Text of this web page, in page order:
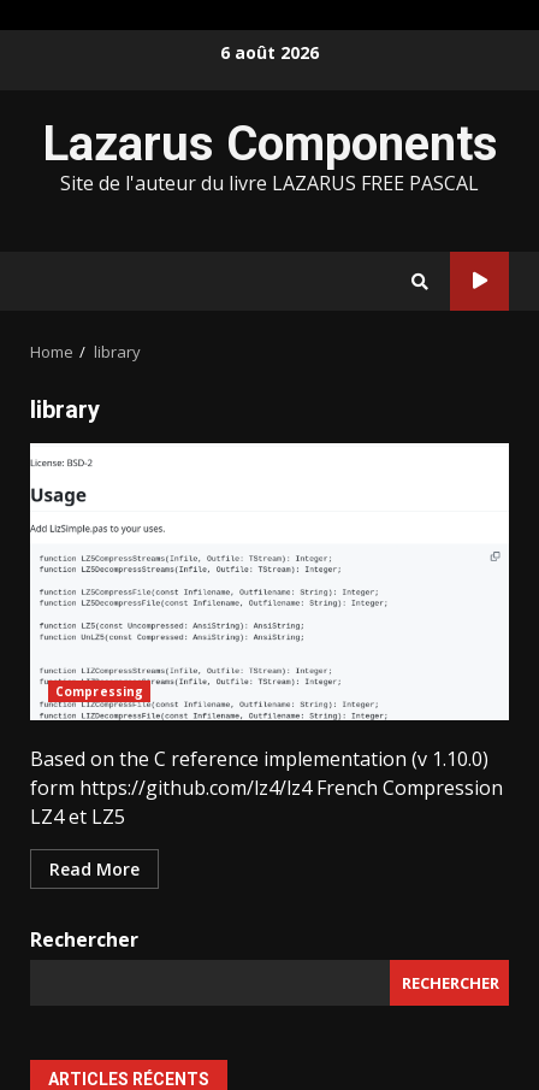
6 août 2026
Lazarus Components
Site de l'auteur du livre LAZARUS FREE PASCAL
Home library
library
Compressing
Based on the C reference implementation (v 1.10.0)
form https://github.com/lz4/lz4 French Compression
LZ4 et LZ5
Read More
Rechercher
RECHERCHER
ARTICLES RÉCENTS